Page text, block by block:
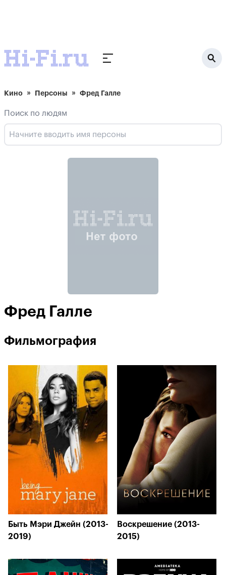
Кино Персоны Фред Галле
Поиск по людям
Фред Галле
Фильмография
Быть Мэри Джейн (2013-
2019)
Воскрешение (2013-
2015)